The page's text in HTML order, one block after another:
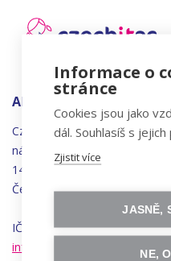
ADRESA
Czechitas, z.ú.
náměstí
140 00 Praha 4 - Nusle
Česká republika
IČO 22834958 | DIČ
info@czechitas.cz
Informace o
stránce
Cookies jsou jako
dál. Souhlasíš s jejich
Zjistit více
JASNĚ,
NE,